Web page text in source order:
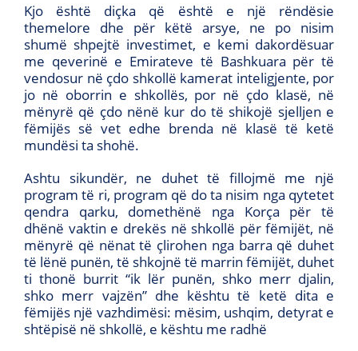
Kjo është diçka që është e një rëndësie
themelore dhe për këtë arsye, ne po nisim
shumë shpejtë investimet, e kemi dakordësuar
me qeverinë e Emirateve të Bashkuara për të
vendosur në çdo shkollë kamerat inteligjente, por
jo në oborrin e shkollës, por në çdo klasë, në
mënyrë që çdo nënë kur do të shikojë sjelljen e
fëmijës së vet edhe brenda në klasë të ketë
mundësi ta shohë.
Ashtu sikundër, ne duhet të fillojmë me një
program të ri, program që do ta nisim nga qytetet
qendra qarku, domethënë nga Korça për të
dhënë vaktin e drekës në shkollë për fëmijët, në
mënyrë që nënat të çlirohen nga barra që duhet
të lënë punën, të shkojnë të marrin fëmijët, duhet
ti thonë burrit “ik lër punën, shko merr djalin,
shko merr vajzën” dhe kështu të ketë dita e
fëmijës një vazhdimësi: mësim, ushqim, detyrat e
shtëpisë në shkollë, e kështu me radhë